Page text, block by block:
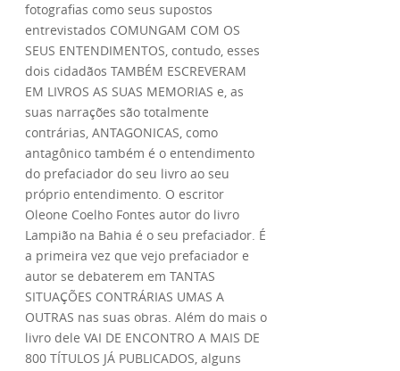
fotografias como seus supostos
entrevistados COMUNGAM COM OS
SEUS ENTENDIMENTOS, contudo, esses
dois cidadãos TAMBÉM ESCREVERAM
EM LIVROS AS SUAS MEMORIAS e, as
suas narrações são totalmente
contrárias, ANTAGONICAS, como
antagônico também é o entendimento
do prefaciador do seu livro ao seu
próprio entendimento. O escritor
Oleone Coelho Fontes autor do livro
Lampião na Bahia é o seu prefaciador. É
a primeira vez que vejo prefaciador e
autor se debaterem em TANTAS
SITUAÇÕES CONTRÁRIAS UMAS A
OUTRAS nas suas obras. Além do mais o
livro dele VAI DE ENCONTRO A MAIS DE
800 TÍTULOS JÁ PUBLICADOS, alguns